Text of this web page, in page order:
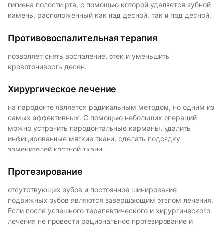
гигиена полости рта, с помощью которой удаляется зубной
камень, расположенный как над десной, так и под десной.
Противовоспалительная терапия
позволяет снять воспаление, отек и уменьшить
кровоточивость десен.
Хирургическое лечение
на пародонте является радикальным методом, но одним из
самых эффективных. С помощью небольших операций
можно устранить пародонтальные карманы, удалить
инфицированные мягкие ткани, сделать подсадку
заменителей костной ткани.
Протезирование
отсутствующих зубов и постоянное шинирование
подвижных зубов являются завершающим этапом лечения.
Если после успешного терапевтического и хирургического
лечения не провести рациональное протезирование и